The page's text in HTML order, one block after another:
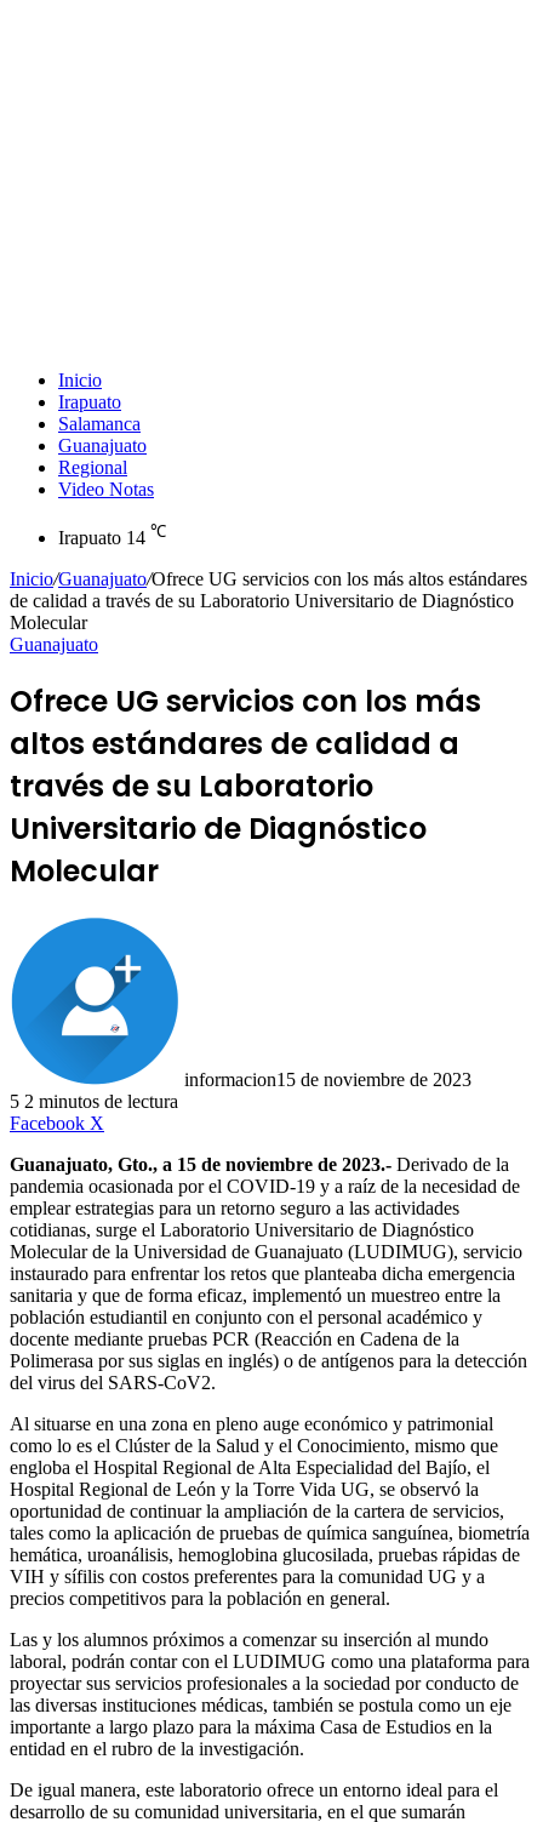
Inicio
Irapuato
Salamanca
Guanajuato
Regional
Video Notas
Irapuato 14 ℃
Inicio/Guanajuato/Ofrece UG servicios con los más altos estándares
de calidad a través de su Laboratorio Universitario de Diagnóstico
Molecular
Guanajuato
Ofrece UG servicios con los más
altos estándares de calidad a
través de su Laboratorio
Universitario de Diagnóstico
Molecular
informacion15 de noviembre de 2023
5 2 minutos de lectura
Facebook X
Guanajuato, Gto., a 15 de noviembre de 2023.- Derivado de la
pandemia ocasionada por el COVID-19 y a raíz de la necesidad de
emplear estrategias para un retorno seguro a las actividades
cotidianas, surge el Laboratorio Universitario de Diagnóstico
Molecular de la Universidad de Guanajuato (LUDIMUG), servicio
instaurado para enfrentar los retos que planteaba dicha emergencia
sanitaria y que de forma eficaz, implementó un muestreo entre la
población estudiantil en conjunto con el personal académico y
docente mediante pruebas PCR (Reacción en Cadena de la
Polimerasa por sus siglas en inglés) o de antígenos para la detección
del virus del SARS-CoV2.
Al situarse en una zona en pleno auge económico y patrimonial
como lo es el Clúster de la Salud y el Conocimiento, mismo que
engloba el Hospital Regional de Alta Especialidad del Bajío, el
Hospital Regional de León y la Torre Vida UG, se observó la
oportunidad de continuar la ampliación de la cartera de servicios,
tales como la aplicación de pruebas de química sanguínea, biometría
hemática, uroanálisis, hemoglobina glucosilada, pruebas rápidas de
VIH y sífilis con costos preferentes para la comunidad UG y a
precios competitivos para la población en general.
Las y los alumnos próximos a comenzar su inserción al mundo
laboral, podrán contar con el LUDIMUG como una plataforma para
proyectar sus servicios profesionales a la sociedad por conducto de
las diversas instituciones médicas, también se postula como un eje
importante a largo plazo para la máxima Casa de Estudios en la
entidad en el rubro de la investigación.
De igual manera, este laboratorio ofrece un entorno ideal para el
desarrollo de su comunidad universitaria, en el que sumarán